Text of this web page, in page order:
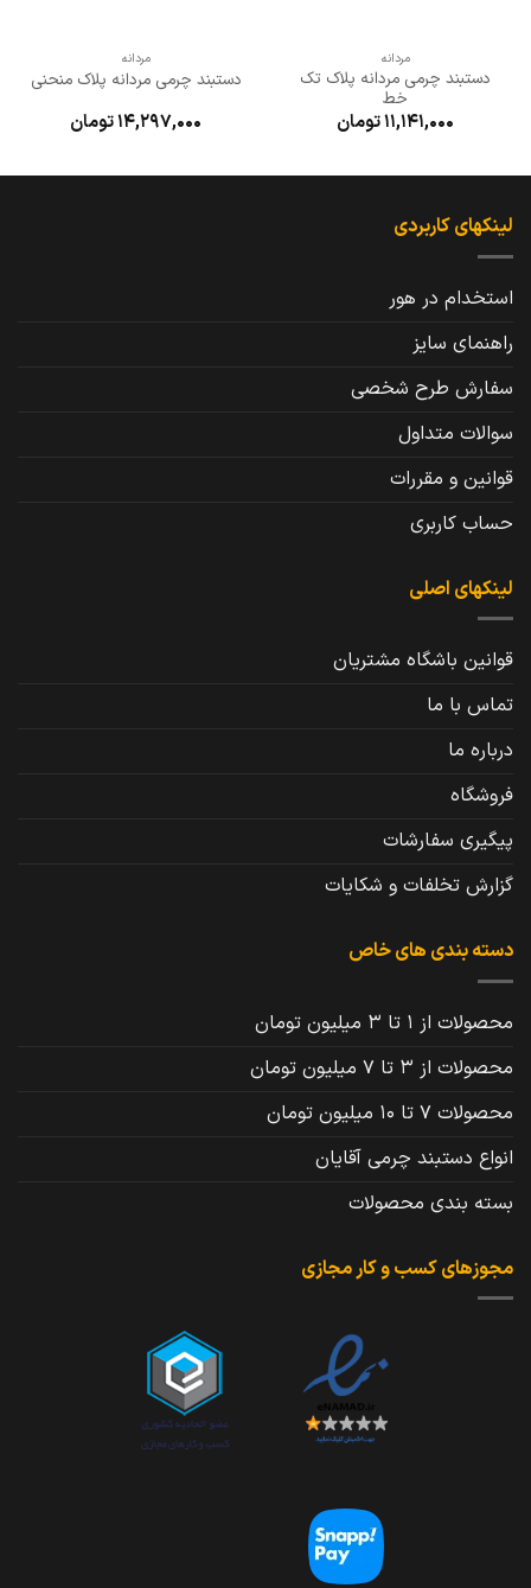
مردانه
دستبند چرمی مردانه پلاک تک
خط
11,141,000تومان
مردانه
دستبند چرمی مردانه پلاک منحنی
14,297,000تومان
لینکهای کاربردی
استخدام در هور
راهنمای سایز
سفارش طرح شخصی
سوالات متداول
قوانین و مقررات
حساب کاربری
لینکهای اصلی
قوانین باشگاه مشتریان
تماس با ما
درباره ما
فروشگاه
پیگیری سفارشات
گزارش تخلفات و شکایات
دسته بندی های خاص
محصولات از 1 تا 3 میلیون تومان
محصولات از 3 تا 7 میلیون تومان
محصولات 7 تا 10 میلیون تومان
انواع دستبند چرمی آقایان
بسته بندی محصولات
مجوزهای کسب و کار مجازی